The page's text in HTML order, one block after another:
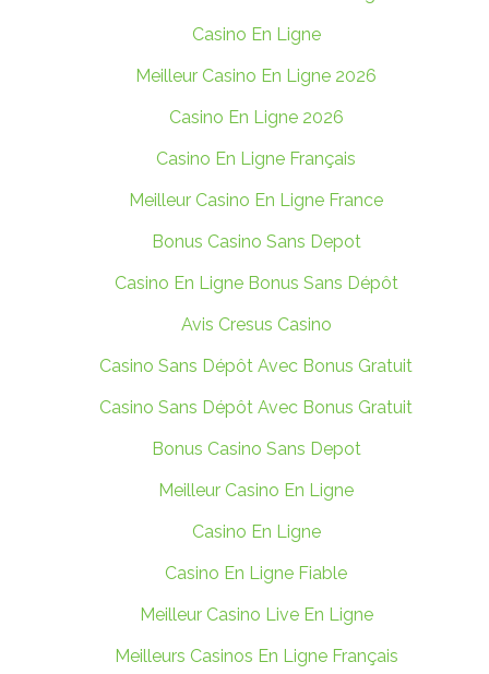
Casino En Ligne
Meilleur Casino En Ligne 2026
Casino En Ligne 2026
Casino En Ligne Français
Meilleur Casino En Ligne France
Bonus Casino Sans Depot
Casino En Ligne Bonus Sans Dépôt
Avis Cresus Casino
Casino Sans Dépôt Avec Bonus Gratuit
Casino Sans Dépôt Avec Bonus Gratuit
Bonus Casino Sans Depot
Meilleur Casino En Ligne
Casino En Ligne
Casino En Ligne Fiable
Meilleur Casino Live En Ligne
Meilleurs Casinos En Ligne Français